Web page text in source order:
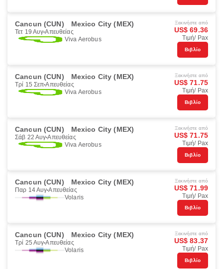
Cancun (CUN) Mexico City (MEX)
Τετ 19 Αυγ Απευθείας
Viva Aerobus
Ξεκινήστε από
US$ 69.36
Τιμή/ Pax
Βιβλίο
Cancun (CUN) Mexico City (MEX)
Τρί 15 Σεπ Απευθείας
Viva Aerobus
Ξεκινήστε από
US$ 71.75
Τιμή/ Pax
Βιβλίο
Cancun (CUN) Mexico City (MEX)
Σάβ 22 Αυγ Απευθείας
Viva Aerobus
Ξεκινήστε από
US$ 71.75
Τιμή/ Pax
Βιβλίο
Cancun (CUN) Mexico City (MEX)
Παρ 14 Αυγ Απευθείας
Volaris
Ξεκινήστε από
US$ 71.99
Τιμή/ Pax
Βιβλίο
Cancun (CUN) Mexico City (MEX)
Τρί 25 Αυγ Απευθείας
Volaris
Ξεκινήστε από
US$ 83.37
Τιμή/ Pax
Βιβλίο